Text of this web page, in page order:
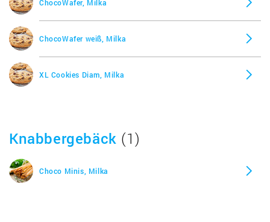
ChocoWafer, Milka
ChocoWafer weiß, Milka
XL Cookies Diam, Milka
Knabbergebäck (1)
Choco Minis, Milka